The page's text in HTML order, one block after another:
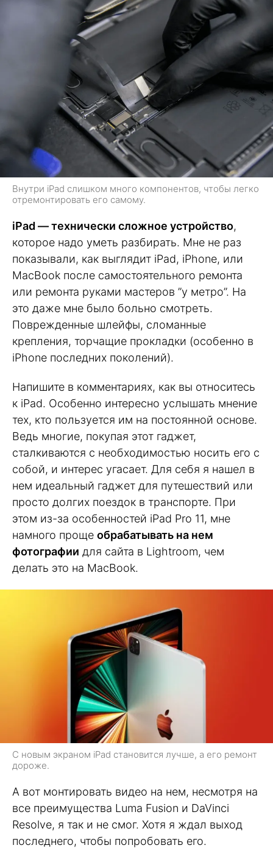
Внутри iPad слишком много компонентов, чтобы легко
отремонтировать его самому.
iPad — технически сложное устройство,
которое надо уметь разбирать. Мне не раз
показывали, как выглядит iPad, iPhone, или
MacBook после самостоятельного ремонта
или ремонта руками мастеров ”у метро”. На
это даже мне было больно смотреть.
Поврежденные шлейфы, сломанные
крепления, торчащие прокладки (особенно в
iPhone последних поколений).
Напишите в комментариях, как вы относитесь
к iPad. Особенно интересно услышать мнение
тех, кто пользуется им на постоянной основе.
Ведь многие, покупая этот гаджет,
сталкиваются с необходимостью носить его с
собой, и интерес угасает. Для себя я нашел в
нем идеальный гаджет для путешествий или
просто долгих поездок в транспорте. При
этом из-за особенностей iPad Pro 11, мне
намного проще обрабатывать на нем
фотографии для сайта в Lightroom, чем
делать это на MacBook.
С новым экраном iPad становится лучше, а его ремонт
дороже.
А вот монтировать видео на нем, несмотря на
все преимущества Luma Fusion и DaVinci
Resolve, я так и не смог. Хотя я ждал выход
последнего, чтобы попробовать его.